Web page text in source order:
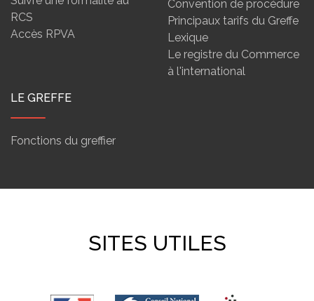
RCS
Accès RPVA
Convention de procédure
Principaux tarifs du Greffe
Lexique
Le registre du Commerce
à l'international
LE GREFFE
Fonctions du greffier
SITES UTILES